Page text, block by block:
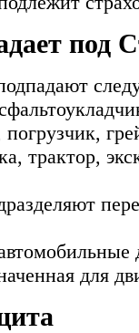
под
погрузчик,
трактор,
для